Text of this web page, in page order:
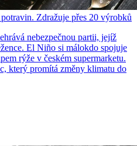
Zdražuje přes 20 výrobků
nebezpečnou partii, jejíž
El Niño si málokdo spojuje
rýže v českém supermarketu.
který promítá změny klimatu do